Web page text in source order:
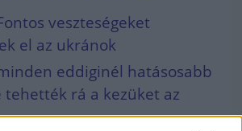
veszteségeket
el az ukránok
eddiginél hatásosabb
tehették rá a kezüket az